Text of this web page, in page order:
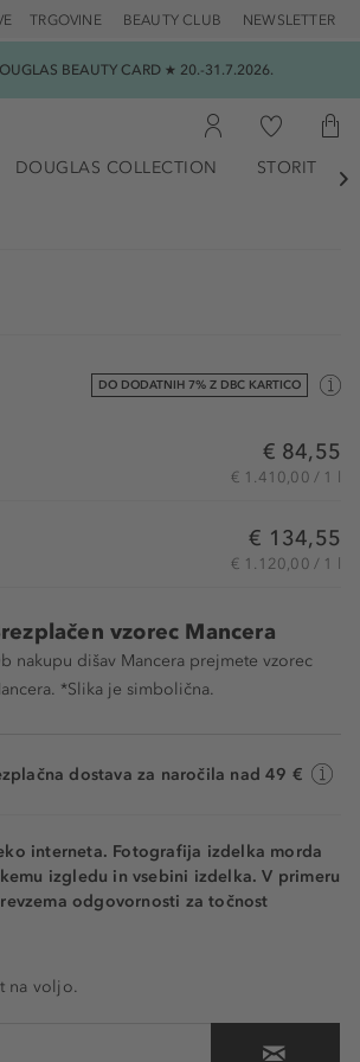
TRGOVINE BEAUTY CLUB NEWSLETTER
BEAUTY CARD ★ 20.-31.7.2026.
DOUGLAS COLLECTION STORITVE

DO DODATNIH 7% Z DBC KARTICO
€ 84,55
€ 1.410,00 / 1 l
€ 134,55
€ 1.120,00 / 1 l
vzorec Mancera
nakupu dišav Mancera prejmete vzorec
*Slika je simbolična.
dostava za naročila nad 49 €
interneta. Fotografija izdelka morda
izgledu in vsebini izdelka. V primeru
odgovornosti za točnost
na voljo.